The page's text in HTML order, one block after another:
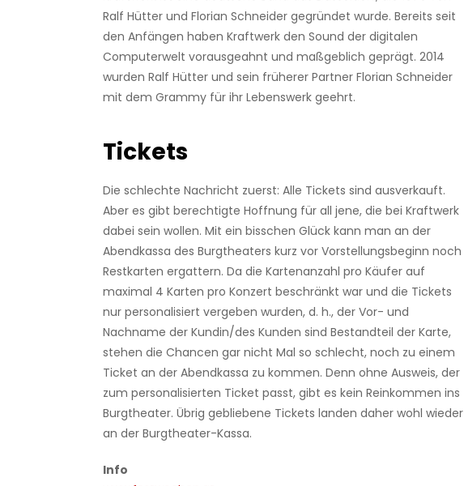
Ralf Hütter und Florian Schneider gegründet wurde. Bereits seit
den Anfängen haben Kraftwerk den Sound der digitalen
Computerwelt vorausgeahnt und maßgeblich geprägt. 2014
wurden Ralf Hütter und sein früherer Partner Florian Schneider
mit dem Grammy für ihr Lebenswerk geehrt.
Tickets
Die schlechte Nachricht zuerst: Alle Tickets sind ausverkauft.
Aber es gibt berechtigte Hoffnung für all jene, die bei Kraftwerk
dabei sein wollen. Mit ein bisschen Glück kann man an der
Abendkassa des Burgtheaters kurz vor Vorstellungsbeginn noch
Restkarten ergattern. Da die Kartenanzahl pro Käufer auf
maximal 4 Karten pro Konzert beschränkt war und die Tickets
nur personalisiert vergeben wurden, d. h., der Vor- und
Nachname der Kundin/des Kunden sind Bestandteil der Karte,
stehen die Chancen gar nicht Mal so schlecht, noch zu einem
Ticket an der Abendkassa zu kommen. Denn ohne Ausweis, der
zum personalisierten Ticket passt, gibt es kein Reinkommen ins
Burgtheater. Übrig gebliebene Tickets landen daher wohl wieder
an der Burgtheater-Kassa.
Info